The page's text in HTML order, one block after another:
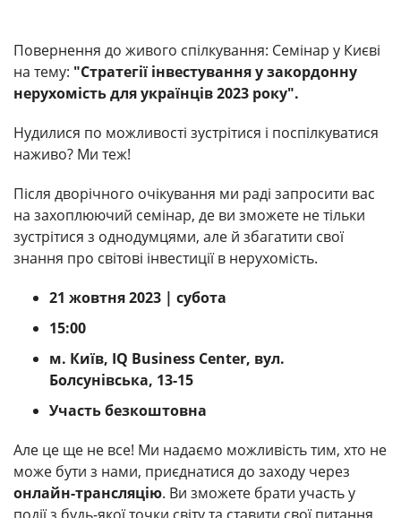
Повернення до живого спілкування: Семінар у Києві
на тему: "Стратегії інвестування у закордонну
нерухомість для українців 2023 року".
Нудилися по можливості зустрітися і поспілкуватися
наживо? Ми теж!
Після дворічного очікування ми раді запросити вас
на захоплюючий семінар, де ви зможете не тільки
зустрітися з однодумцями, але й збагатити свої
знання про світові інвестиції в нерухомість.
21 жовтня 2023 | субота
15:00
м. Київ, IQ Business Center, вул.
Болсунівська, 13-15
Участь безкоштовна
Але це ще не все! Ми надаємо можливість тим, хто не
може бути з нами, приєднатися до заходу через
онлайн-трансляцію. Ви зможете брати участь у